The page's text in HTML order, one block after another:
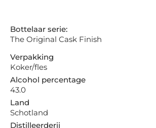
Bottelaar serie:
The Original Cask Finish
Verpakking
Koker/fles
Alcohol percentage
43.0
Land
Schotland
Distilleerderij